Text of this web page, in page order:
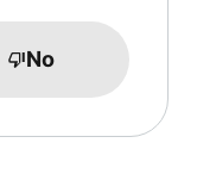
No